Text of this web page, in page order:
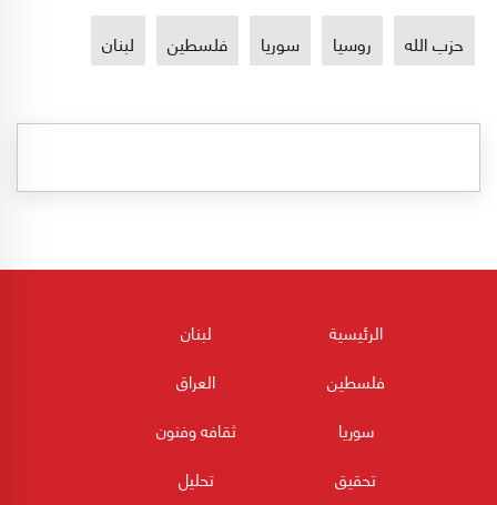
حزب الله روسيا سوريا فلسطين لبنان
الرئيسية
لبنان
فلسطين
العراق
سوريا
ثقافه وفنون
تحقيق
تحليل